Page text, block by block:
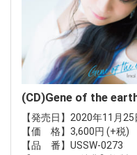
(CD)Gene of the
【発売日】2020年11月25
【価 格】3,600円 (+税)
【品 番】USSW-0273